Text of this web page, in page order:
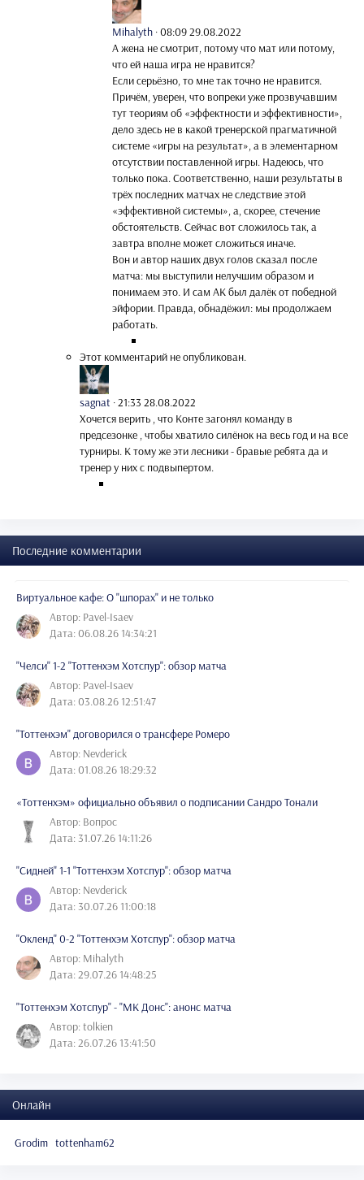
Mihalyth ·08:09 29.08.2022
А жена не смотрит, потому что мат или потому,
что ей наша игра не нравится?
Если серьёзно, то мне так точно не нравится.
Причём, уверен, что вопреки уже прозвучавшим
тут теориям об «эффектности и эффективности»,
дело здесь не в какой тренерской прагматичной
системе «игры на результат», а в элементарном
отсутствии поставленной игры. Надеюсь, что
только пока. Соответственно, наши результаты в
трёх последних матчах не следствие этой
«эффективной системы», а, скорее, стечение
обстоятельств. Сейчас вот сложилось так, а
завтра вполне может сложиться иначе.
Вон и автор наших двух голов сказал после
матча: мы выступили нелучшим образом и
понимаем это. И сам АК был далёк от победной
эйфории. Правда, обнадёжил: мы продолжаем
работать.
Этот комментарий не опубликован.
sagnat ·21:33 28.08.2022
Хочется верить , что Конте загонял команду в
предсезонке , чтобы хватило силёнок на весь год и на все
турниры. К тому же эти лесники - бравые ребята да и
тренер у них с подвыпертом.
Последние комментарии
Виртуальное кафе: О "шпорах" и не только
Автор: Pavel-Isaev
Дата: 06.08.26 14:34:21
"Челси" 1-2 "Тоттенхэм Хотспур": обзор матча
Автор: Pavel-Isaev
Дата: 03.08.26 12:51:47
"Тоттенхэм" договорился о трансфере Ромеро
Автор: Nevderick
Дата: 01.08.26 18:29:32
«Тоттенхэм» официально объявил о подписании Сандро Тонали
Автор: Вопрос
Дата: 31.07.26 14:11:26
"Сидней" 1-1 "Тоттенхэм Хотспур": обзор матча
Автор: Nevderick
Дата: 30.07.26 11:00:18
"Окленд" 0-2 "Тоттенхэм Хотспур": обзор матча
Автор: Mihalyth
Дата: 29.07.26 14:48:25
"Тоттенхэм Хотспур" - "МК Донс": анонс матча
Автор: tolkien
Дата: 26.07.26 13:41:50
Онлайн
Grodim tottenham62